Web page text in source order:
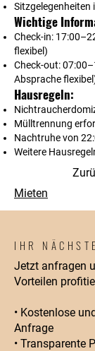
Sitzgelegenheiten
Wichtige
Check-in:
flexibel)
Check-out:
Absprache
Hausregeln:
Mülltrennung
Nachtruhe von
Weitere
Mieten
IHR
Jetzt anfragen
Vorteilen
• Kostenlose
Anfrage
• Transparente